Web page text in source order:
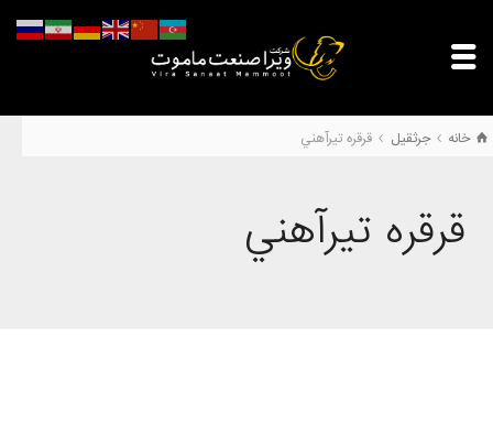
خانه جرثقیل قرقره تيرآهني
قرقره تيرآهني